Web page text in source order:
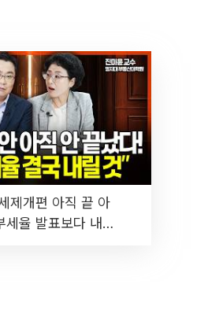
제개편 아직 끝 아
세율 발표보다 내릴